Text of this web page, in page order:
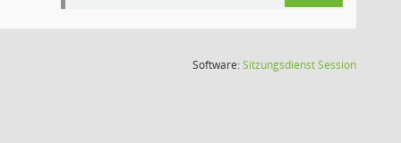
Software:SitzungsdienstSession(Wird in